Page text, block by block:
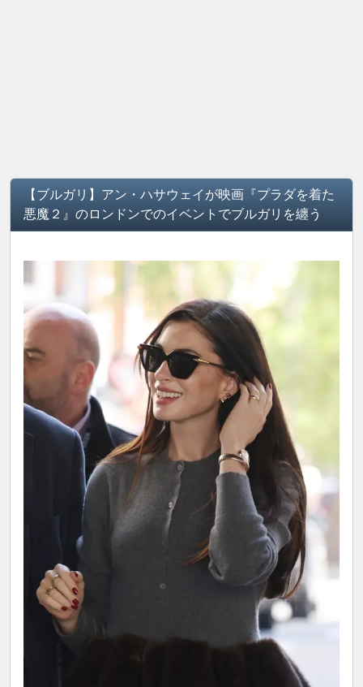
【ブルガリ】アン・ハサウェイが映画『プラダを着た
悪魔２』のロンドンでのイベントでブルガリを纏う